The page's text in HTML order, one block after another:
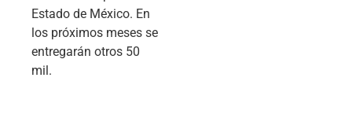
Estado de México. En
los próximos meses se
entregarán otros 50
mil.